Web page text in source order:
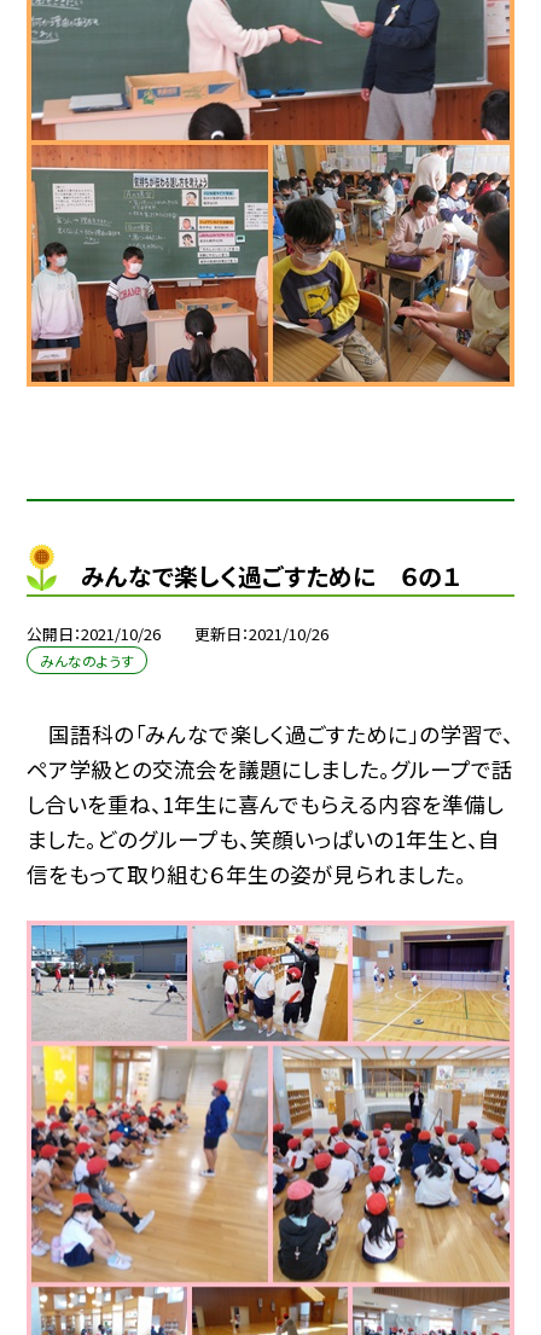
みんなで楽しく過ごすために ６の１
公開日 2021/10/26 更新日 2021/10/26
みんなのようす
国語科の「みんなで楽しく過ごすために」の学習で、
ペア学級との交流会を議題にしました。グループで話
し合いを重ね、1年生に喜んでもらえる内容を準備し
ました。どのグループも、笑顔いっぱいの1年生と、自
信をもって取り組む６年生の姿が見られました。